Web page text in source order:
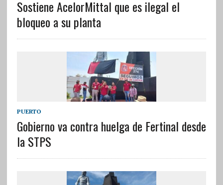
Sostiene AcelorMittal que es ilegal el
bloqueo a su planta
PUERTO
Gobierno va contra huelga de Fertinal desde
la STPS